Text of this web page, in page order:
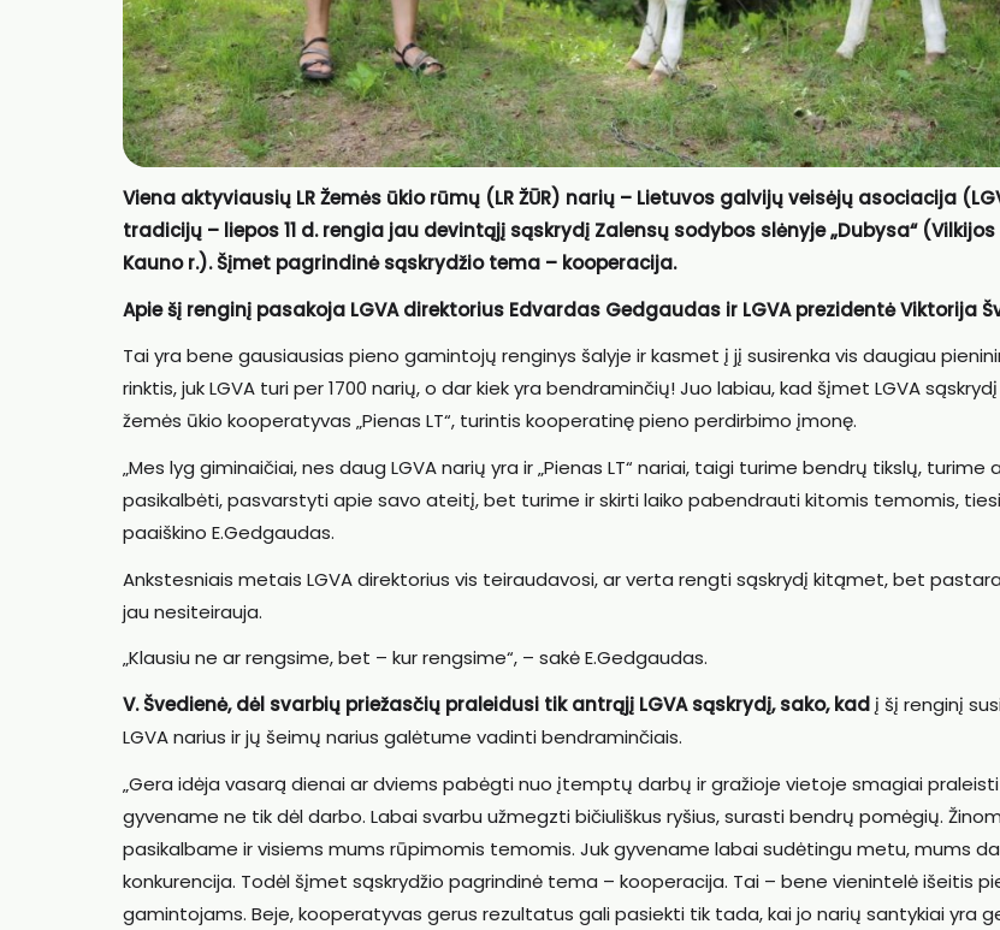
Viena aktyviausių LR Žemės ūkio rūmų (LR ŽŪR) narių – Lietuvos galvijų veisėjų asociacija
tradicijų – liepos 11 d. rengia jau devintąjį sąskrydį Zalensų sodybos slėnyje „Dubysa“
Kauno r.). Šįmet pagrindinė sąskrydžio tema – kooperacija.
Apie šį renginį pasakoja LGVA direktorius Edvardas Gedgaudas ir LGVA prezidentė Viktorija
Tai yra bene gausiausias pieno gamintojų renginys šalyje ir kasmet į jį susirenka vis daugiau
rinktis, juk LGVA turi per 1700 narių, o dar kiek yra bendraminčių! Juo labiau, kad šįmet LGVA
žemės ūkio kooperatyvas „Pienas LT“, turintis kooperatinę pieno perdirbimo įmonę.
„Mes lyg giminaičiai, nes daug LGVA narių yra ir „Pienas LT“ nariai, taigi turime bendrų tikslų, turime
pasikalbėti, pasvarstyti apie savo ateitį, bet turime ir skirti laiko pabendrauti kitomis temomis,
paaiškino E.Gedgaudas.
Ankstesniais metais LGVA direktorius vis teiraudavosi, ar verta rengti sąskrydį kitąmet, bet
jau nesiteirauja.
„Klausiu ne ar rengsime, bet – kur rengsime“, – sakė E.Gedgaudas.
V. Švedienė, dėl svarbių priežasčių praleidusi tik antrąjį LGVA sąskrydį, sako, kad į šį renginį
LGVA narius ir jų šeimų narius galėtume vadinti bendraminčiais.
„Gera idėja vasarą dienai ar dviems pabėgti nuo įtemptų darbų ir gražioje vietoje smagiai praleisti
gyvename ne tik dėl darbo. Labai svarbu užmegzti bičiuliškus ryšius, surasti bendrų pomėgių.
pasikalbame ir visiems mums rūpimomis temomis. Juk gyvename labai sudėtingu metu, mums
konkurencija. Todėl šįmet sąskrydžio pagrindinė tema – kooperacija. Tai – bene vienintelė išeitis
gamintojams. Beje, kooperatyvas gerus rezultatus gali pasiekti tik tada, kai jo narių santykiai yra